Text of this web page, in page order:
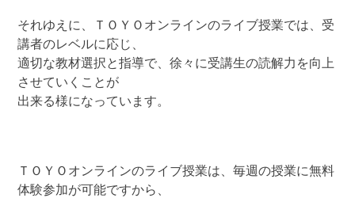
それゆえに、ＴＯＹＯオンラインのライブ授業では、受
講者のレベルに応じ、
適切な教材選択と指導で、徐々に受講生の読解力を向上
させていくことが
出来る様になっています。
ＴＯＹＯオンラインのライブ授業は、毎週の授業に無料
体験参加が可能ですから、